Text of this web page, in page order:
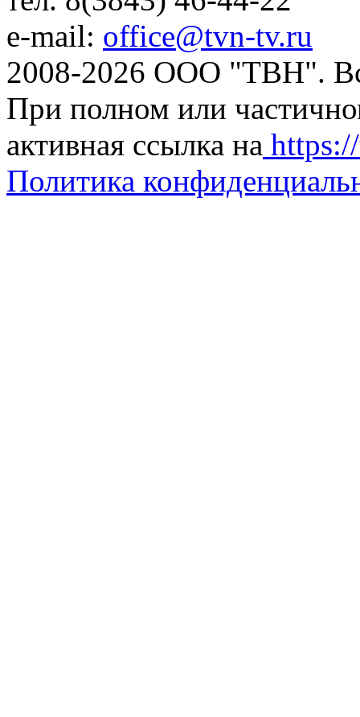
e-mail: office@tvn-tv.ru
2008-2026 ООО "ТВН".
При полном или
активная ссылка на
Политика